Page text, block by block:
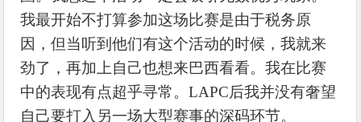
我最开始不打算参加这场比赛是由于税务原
因，但当听到他们有这个活动的时候，我就来
劲了，再加上自己也想来巴西看看。我在比赛
中的表现有点超乎寻常。LAPC后我并没有奢望
自己要打入另一场大型赛事的深码环节。